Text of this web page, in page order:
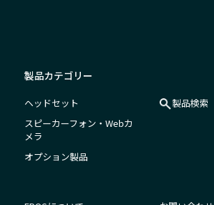
製品カテゴリー
ヘッドセット
スピーカーフォン・Webカ
メラ
オプション製品
製品検索